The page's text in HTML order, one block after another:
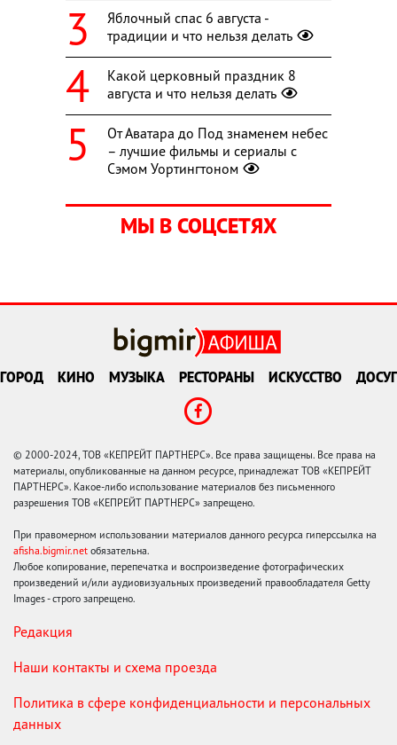
Яблочный спас 6 августа -
традиции и что нельзя делать
Какой церковный праздник 8
августа и что нельзя делать
От Аватара до Под знаменем небес
– лучшие фильмы и сериалы с
Сэмом Уортингтоном
МЫ В СОЦСЕТЯХ
ГОРОД КИНО МУЗЫКА РЕСТОРАНЫ ИСКУССТВО ДОСУГ
© 2000-2024, ТОВ «КЕПРЕЙТ ПАРТНЕРС». Все права защищены. Все права на
материалы, опубликованные на данном ресурсе, принадлежат ТОВ «КЕПРЕЙТ
ПАРТНЕРС». Какое-либо использование материалов без письменного
разрешения ТОВ «КЕПРЕЙТ ПАРТНЕРС» запрещено.
При правомерном использовании материалов данного ресурса гиперссылка на
afisha.bigmir.net обязательна.
Любое копирование, перепечатка и воспроизведение фотографических
произведений и/или аудиовизуальных произведений правообладателя Getty
Images - строго запрещено.
Редакция
Наши контакты и схема проезда
Политика в сфере конфиденциальности и персональных
данных